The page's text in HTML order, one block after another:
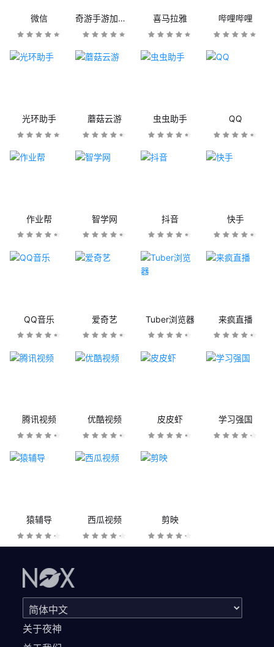
微信 奇游手游加速器 喜马拉雅 哔哩哔哩
光环助手 蘑菇云游 虫虫助手 QQ
作业帮 智学网 抖音 快手
QQ音乐 爱奇艺 Tuber浏览器 来疯直播
腾讯视频 优酷视频 皮皮虾 学习强国
猿辅导 西瓜视频 剪映
关于夜神